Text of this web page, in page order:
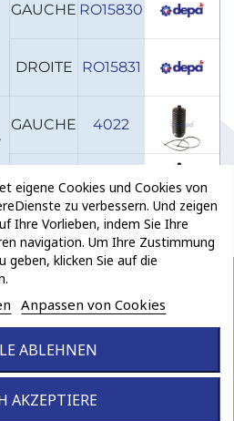
eigene Cookies und Cookies von
zu verbessern. Und zeigen
Ihre Vorlieben, indem Sie Ihre
navigation. Um Ihre Zustimmung
geben, klicken Sie auf die
Anpassen von Cookies
ABLEHNEN
AKZEPTIERE
GAUCHE RO15830
DROITE RO15831
GAUCHE 4022
DROITE 4022